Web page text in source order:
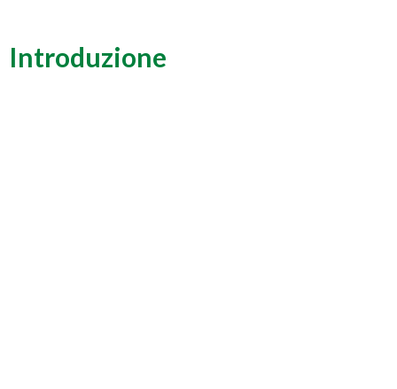
Introduzione